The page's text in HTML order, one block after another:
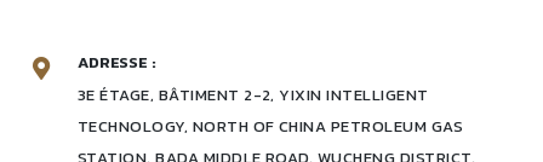
ADRESSE :
3E ÉTAGE, BÂTIMENT 2-2, YIXIN INTELLIGENT
TECHNOLOGY, NORTH OF CHINA PETROLEUM GAS
STATION, BADA MIDDLE ROAD, WUCHENG DISTRICT,